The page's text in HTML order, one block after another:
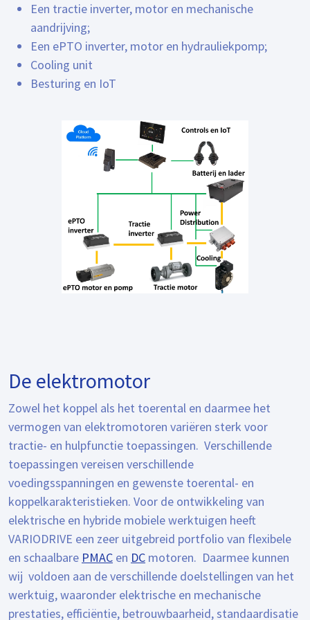
Een tractie inverter, motor en mechanische
aandrijving;
Een ePTO inverter, motor en hydrauliekpomp;
Cooling unit
Besturing en IoT
De elektromotor
Zowel het koppel als het toerental en daarmee het
vermogen van elektromotoren variëren sterk voor
tractie- en hulpfunctie toepassingen. Verschillende
toepassingen vereisen verschillende
voedingsspanningen en gewenste toerental- en
koppelkarakteristieken. Voor de ontwikkeling van
elektrische en hybride mobiele werktuigen heeft
VARIODRIVE een zeer uitgebreid portfolio van flexibele
en schaalbare PMAC en DC motoren. Daarmee kunnen
wij voldoen aan de verschillende doelstellingen van het
werktuig, waaronder elektrische en mechanische
prestaties, efficiëntie, betrouwbaarheid, standaardisatie